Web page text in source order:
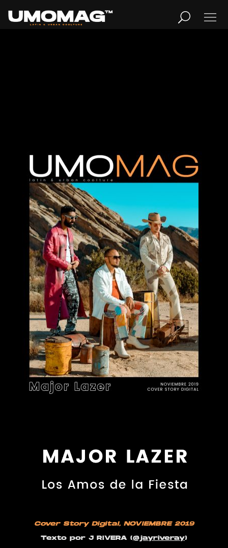
Cover Story
Publicidad
Contacto
Aviso Legal
© 2015-2022 UMOMAG. PROPIEDAD DE UMO agency. TODOS LOS
DERECHOS RESERVADOS.
Cover Story REVISTA
MAJOR LAZER, los
amos de la fiesta
Cover Story Digital, NOVIEMBRE 2019
Texto porJ RIVERA (@jayriveray)